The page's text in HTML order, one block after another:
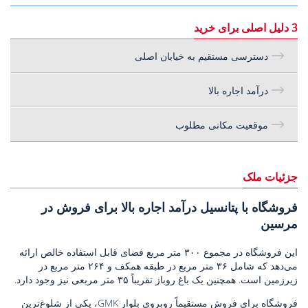
3 دلیل اصلی برای خرید
دسترسی مستقیم به خیابان اصلی
درآمد اجاره بالا
موقعیت مکانی مطلوب
جزئیات ملک
فروشگاه با پتانسیل درآمد اجاره بالا برای فروش در
مرسین
این فروشگاه در مجموع ۳۰۰ متر مربع فضای قابل استفاده خالص ارائه
می‌دهد که شامل ۳۶ متر مربع در طبقه همکف و ۲۶۴ متر مربع در
زیرزمین است. همچنین یک باغ روباز تقریباً ۳۵ متر مربعی نیز وجود دارد.
فروشگاه برای فروش مستقیماً روبروی بلوار GMK، یکی از شلوغ‌ترین